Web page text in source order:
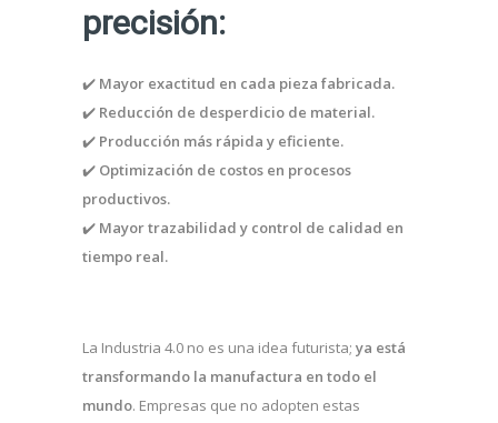
precisión:
✔️ Mayor exactitud en cada pieza fabricada.
✔️ Reducción de desperdicio de material.
✔️ Producción más rápida y eficiente.
✔️ Optimización de costos en procesos
productivos.
✔️ Mayor trazabilidad y control de calidad en
tiempo real.
La Industria 4.0 no es una idea futurista; ya está
transformando la manufactura en todo el
mundo. Empresas que no adopten estas